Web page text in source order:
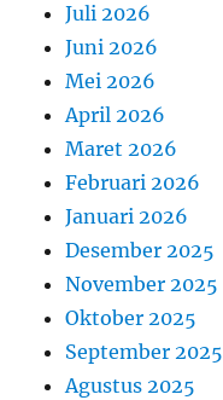
Juli 2026
Juni 2026
Mei 2026
April 2026
Maret 2026
Februari 2026
Januari 2026
Desember 2025
November 2025
Oktober 2025
September 2025
Agustus 2025